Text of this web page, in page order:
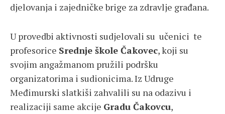
djelovanja i zajedničke brige za zdravlje građana.
U provedbi aktivnosti sudjelovali su učenici te
profesorice Srednje škole Čakovec, koji su
svojim angažmanom pružili podršku
organizatorima i sudionicima. Iz Udruge
Međimurski slatkiši zahvalili su na odazivu i
realizaciji same akcije Gradu Čakovcu,